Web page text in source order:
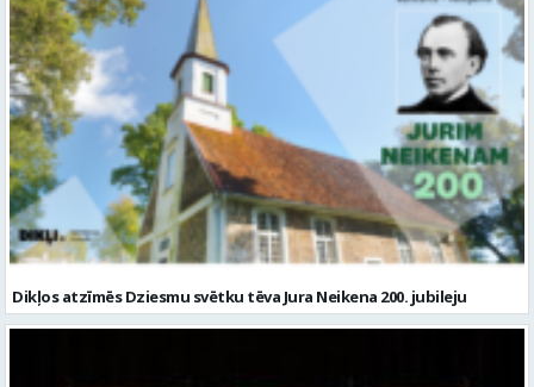
Dikļos atzīmēs Dziesmu svētku tēva Jura Neikena 200. jubileju